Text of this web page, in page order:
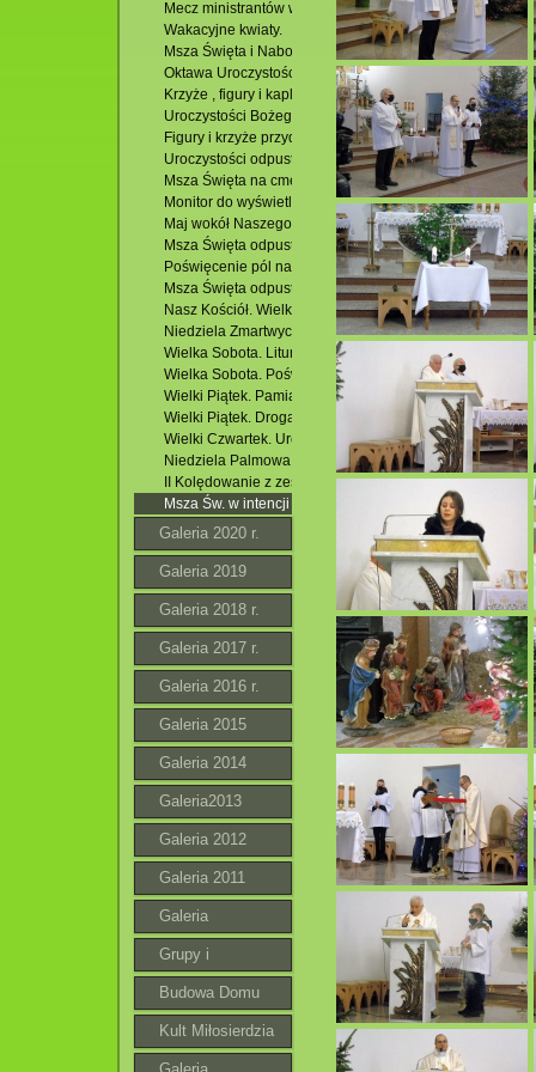
Mecz ministrantów w Jacni.
Wakacyjne kwiaty.
Msza Święta i Nabożeństwo Fatimskie. 13.06.2021 r.
Oktawa Uroczystości Najświętszego Ciała i Krwi
Krzyże , figury i kapliczki na osiedlu Podzamek.
Uroczystości Bożego Ciała. 03.06.2021 r.
Figury i krzyże przydrożne w Jacni. Majówka. 31.05.2021
Uroczystości odpustowe i I Komunia Święta w kościele
Msza Święta na cmentarzu parafialnym w
Monitor do wyświetlania tekstów i obrazów w kościele
Maj wokół Naszego Kościoła. 21.05.2021 r.
Msza Święta odpustowa w Potoczku. 09.05.2021 r.
Poświęcenie pól na osiedlu Podzamek. 03.05.2021 r.
Msza Święta odpustowa w Kościele p.w. Miłosierdzia
Nasz Kościół. Wielkanoc 2021 r.
Niedziela Zmartwychwstania. 04.04.2021 r.
Wielka Sobota. Liturgia Wigilii Paschalnej. 03.04.2021 r.
Wielka Sobota. Poświęcenie pokarmów.
Wielki Piątek. Pamiątka śmierci Chrystusa. 02.04.2021 r.
Wielki Piątek. Droga Krzyżowa. 02.04.2021 r.
Wielki Czwartek. Uroczysta Msza Święta. 01.04.2021 r.
Niedziela Palmowa. Msza Święta. 28.03.2021 r.
II Kolędowanie z zespołem Krasnobrodzki Gospel w
Msza Św. w intencji Parafian z błogosławieństwem
Galeria 2020 r.
Galeria 2019
Galeria 2018 r.
Galeria 2017 r.
Galeria 2016 r.
Galeria 2015
Galeria 2014
Galeria2013
Galeria 2012
Galeria 2011
Galeria
Grupy i
wspólnoty
Budowa Domu
Parafialnego
Kult Miłosierdzia